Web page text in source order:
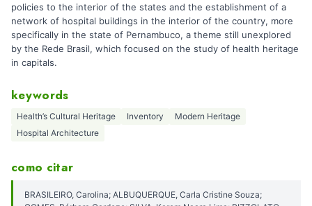
policies to the interior of the states and the establishment of a
network of hospital buildings in the interior of the country, more
specifically in the state of Pernambuco, a theme still unexplored
by the Rede Brasil, which focused on the study of health heritage
in capitals.
keywords
Health’s Cultural Heritage Inventory
Modern Heritage
Hospital Architecture
como citar
BRASILEIRO, Carolina; ALBUQUERQUE, Carla Cristine Souza;